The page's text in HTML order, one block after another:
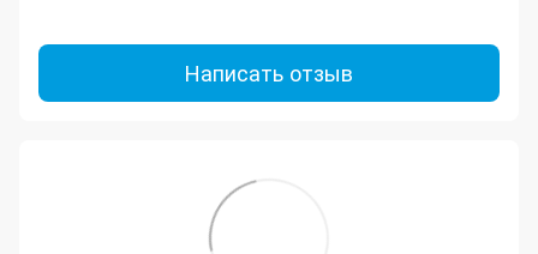
Написать отзыв